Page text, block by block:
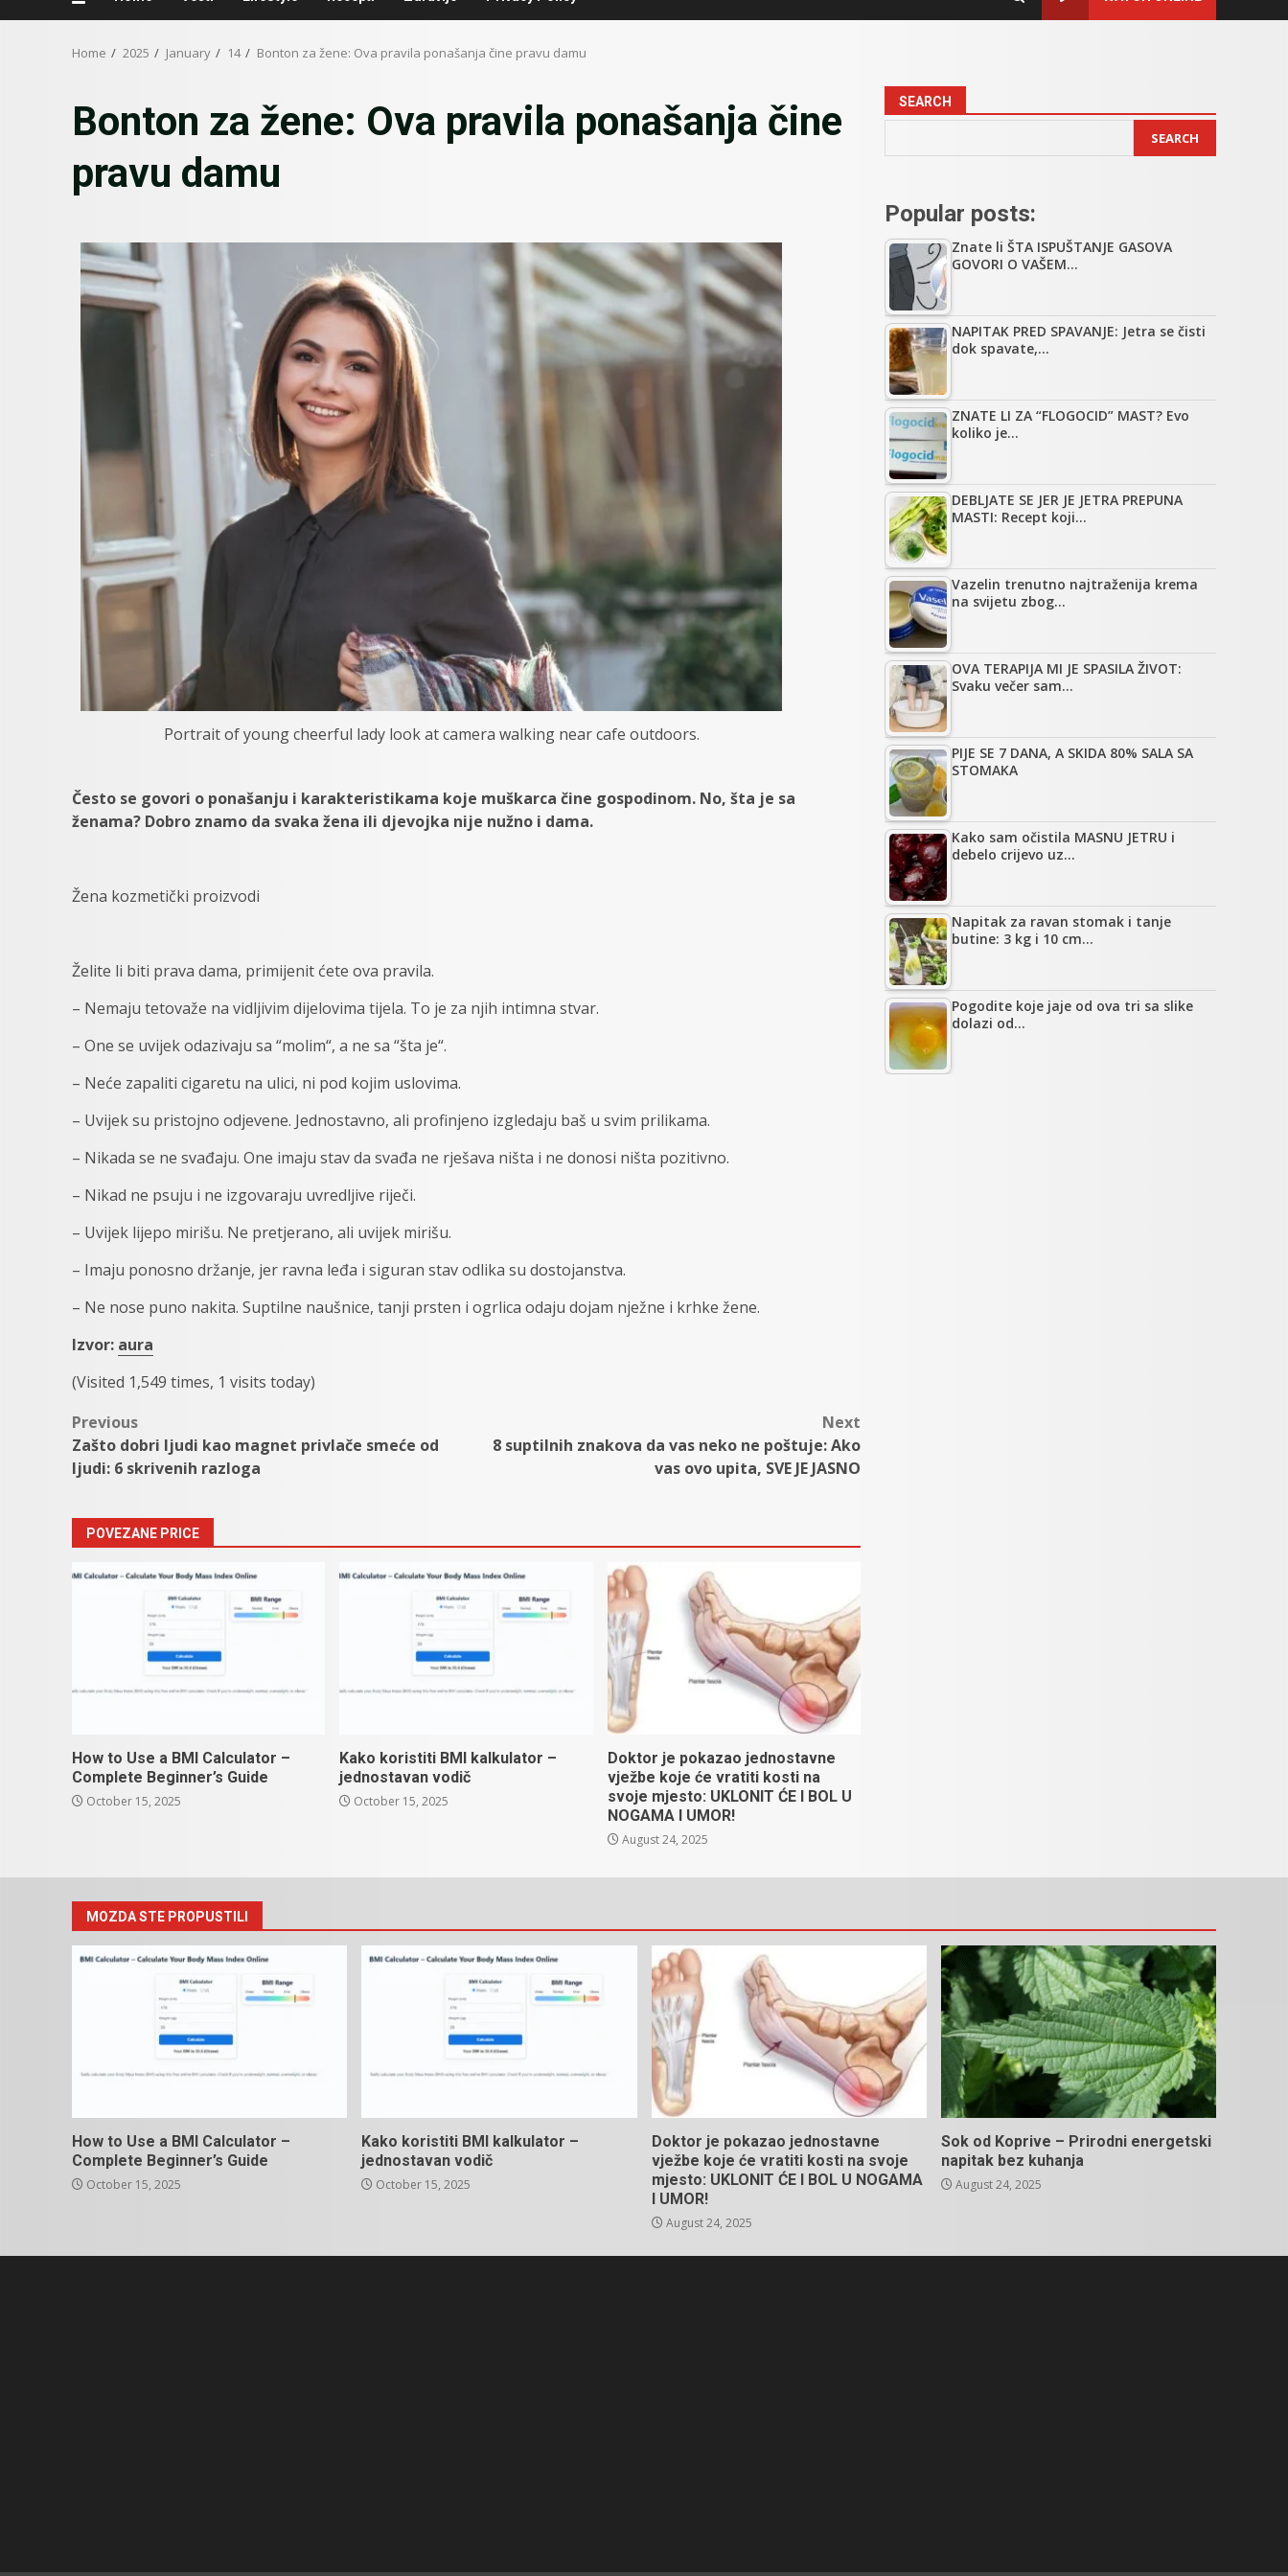
Home 2025 January 14 Bonton za žene: Ova pravila ponašanja čine pravu damu
Bonton za žene: Ova pravila ponašanja čine
pravu damu
Portrait of young cheerful lady look at camera walking near cafe outdoors.
Često se govori o ponašanju i karakteristikama koje muškarca čine gospodinom. No, šta je sa
ženama? Dobro znamo da svaka žena ili djevojka nije nužno i dama.
Žena kozmetički proizvodi
Želite li biti prava dama, primijenit ćete ova pravila.
– Nemaju tetovaže na vidljivim dijelovima tijela. To je za njih intimna stvar.
– One se uvijek odazivaju sa “molim“, a ne sa “šta je“.
– Neće zapaliti cigaretu na ulici, ni pod kojim uslovima.
– Uvijek su pristojno odjevene. Jednostavno, ali profinjeno izgledaju baš u svim prilikama.
– Nikada se ne svađaju. One imaju stav da svađa ne rješava ništa i ne donosi ništa pozitivno.
– Nikad ne psuju i ne izgovaraju uvredljive riječi.
– Uvijek lijepo mirišu. Ne pretjerano, ali uvijek mirišu.
– Imaju ponosno držanje, jer ravna leđa i siguran stav odlika su dostojanstva.
– Ne nose puno nakita. Suptilne naušnice, tanji prsten i ogrlica odaju dojam nježne i krhke žene.
Izvor: aura
(Visited 1,549 times, 1 visits today)
Post
navigation
Previous
Zašto dobri ljudi kao magnet privlače smeće od
ljudi: 6 skrivenih razloga
Next
8 suptilnih znakova da vas neko ne poštuje: Ako
vas ovo upita, SVE JE JASNO
POVEZANE PRICE
How to Use a BMI Calculator –
Complete Beginner’s Guide
October 15, 2025
Kako koristiti BMI kalkulator –
jednostavan vodič
October 15, 2025
Doktor je pokazao jednostavne
vježbe koje će vratiti kosti na
svoje mjesto: UKLONIT ĆE I BOL U
NOGAMA I UMOR!
August 24, 2025
SEARCH
SEARCH
Popular posts:
Znate li ŠTA ISPUŠTANJE GASOVA
GOVORI O VAŠEM…
NAPITAK PRED SPAVANJE: Jetra se čisti
dok spavate,…
ZNATE LI ZA “FLOGOCID” MAST? Evo
koliko je…
DEBLJATE SE JER JE JETRA PREPUNA
MASTI: Recept koji…
Vazelin trenutno najtraženija krema
na svijetu zbog…
OVA TERAPIJA MI JE SPASILA ŽIVOT:
Svaku večer sam…
PIJE SE 7 DANA, A SKIDA 80% SALA SA
STOMAKA
Kako sam očistila MASNU JETRU i
debelo crijevo uz…
Napitak za ravan stomak i tanje
butine: 3 kg i 10 cm…
Pogodite koje jaje od ova tri sa slike
dolazi od…
MOZDA STE PROPUSTILI
How to Use a BMI Calculator –
Complete Beginner’s Guide
October 15, 2025
Kako koristiti BMI kalkulator –
jednostavan vodič
October 15, 2025
Doktor je pokazao jednostavne
vježbe koje će vratiti kosti na svoje
mjesto: UKLONIT ĆE I BOL U NOGAMA
I UMOR!
August 24, 2025
Sok od Koprive – Prirodni energetski
napitak bez kuhanja
August 24, 2025